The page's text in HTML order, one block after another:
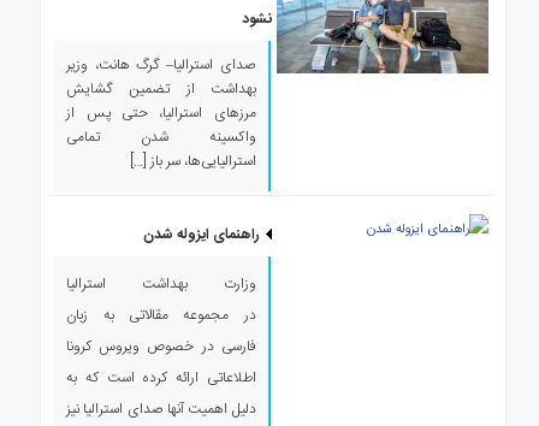
نشود
صدای استرالیا– گرگ هانت، وزیر
بهداشت از تضمین گشایش
مرزهای استرالیا، حتی پس از
واکسینه شدن تمامی
استرالیایی‌ها، سر باز […]
راهنمای ایزوله شدن
وزارت بهداشت استرالیا
در مجموعه مقالاتی به زبان
فارسی در خصوص ویروس کرونا
اطلاعاتی ارائه کرده است که به
دلیل اهمیت آنها صدای استرالیا نیز